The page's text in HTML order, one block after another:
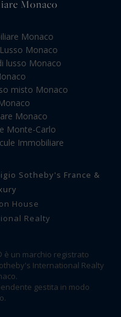
Monaco
Monaco
Monaco
lusso Monaco
misto Monaco
Monaco
Monte-Carlo
Immobiliare
Sotheby's France &
House
Realty
un marchio registrato
International Realty
gestita in modo